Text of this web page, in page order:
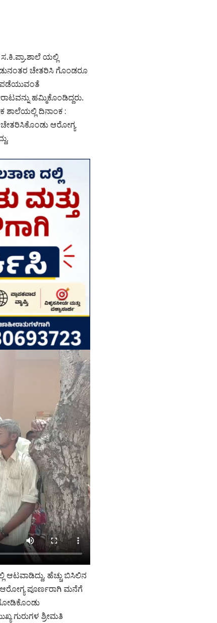
ಯಲ್ಲಿ
ಚೇತರಿಸಿ ಗೊಂಡರೂ
ಹಮ್ಮಿಕೊಂಡಿದ್ದರು.
ಶಾಲೆಯಲ್ಲಿ ದಿನಾಂಕ :
ಆರೋಗ್ಯ
ಹೆಚ್ಚು ಬಿಸಿಲಿನ
ಆರೋಗ್ಯ ಪೂರ್ಣರಾಗಿ ಮನೆಗೆ
ಗುರುಗಳ ಶ್ರೀಮತಿ